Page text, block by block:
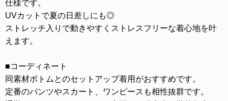
仕様です。
UVカットで夏の日差しにも◎
ストレッチ入りで動きやすくストレスフリーな着心地を叶
えます。
■コーディネート
同素材ボトムとのセットアップ着用がおすすめです。
定番のパンツやスカート、ワンピースも相性抜群です。